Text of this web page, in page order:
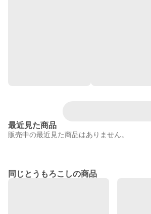
最近見た商品
販売中の最近見た商品はありません。
同じとうもろこしの商品